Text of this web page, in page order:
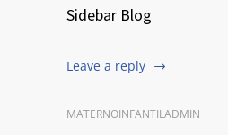
Sidebar Blog
Leave a reply
MATERNOINFANTILADMIN